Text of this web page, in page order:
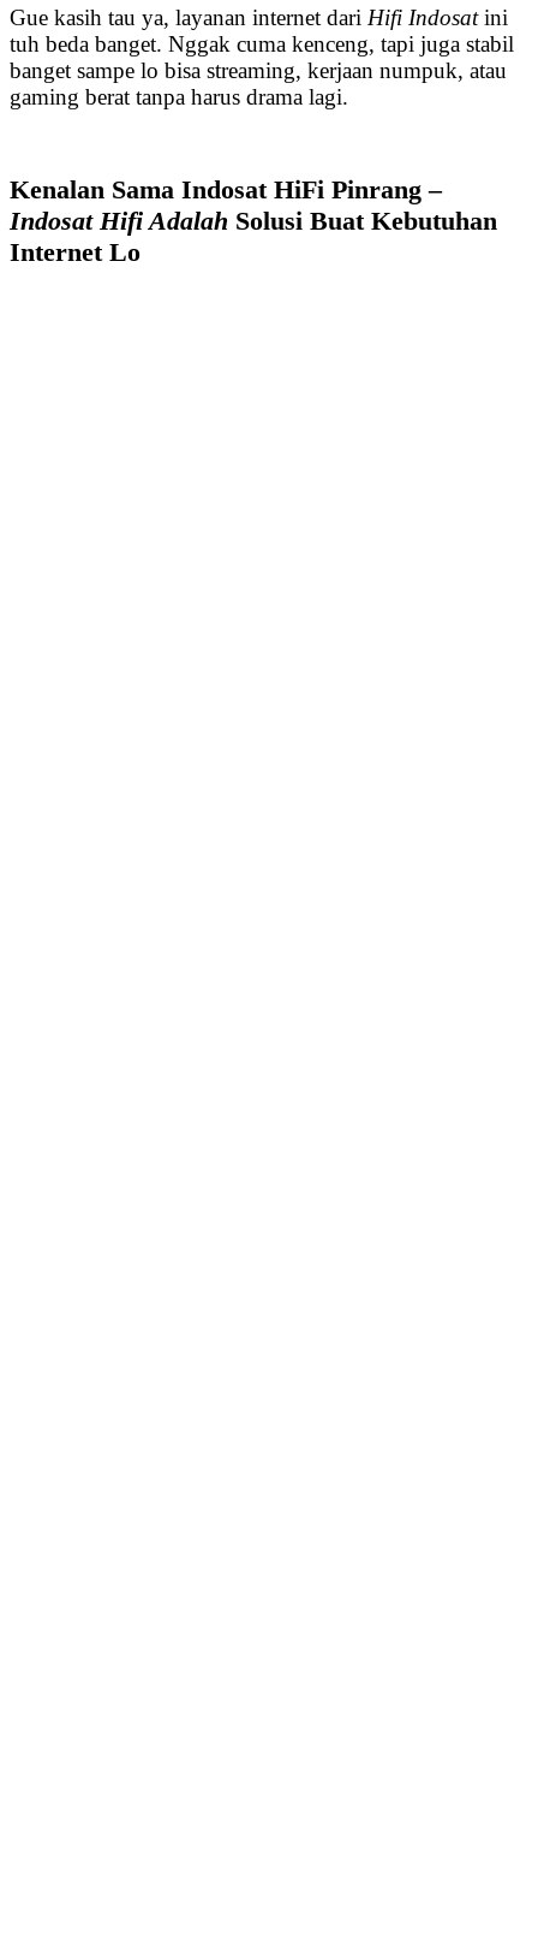
Gue kasih tau ya, layanan internet dari Hifi Indosatini
tuh beda banget. Nggak cuma kenceng, tapi juga stabil
banget sampe lo bisa streaming, kerjaan numpuk, atau
gaming berat tanpa harus drama lagi.
Kenalan Sama Indosat HiFi Pinrang –
Indosat Hifi Adalah Solusi Buat Kebutuhan
Internet Lo